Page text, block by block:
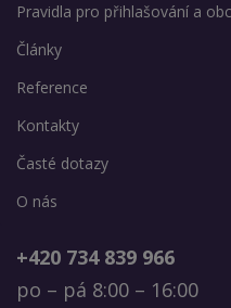
Pravidla pro přihlašování a
Články
Reference
Kontakty
Časté dotazy
O nás
+420 734 839 966
po – pá 8:00 – 16:00